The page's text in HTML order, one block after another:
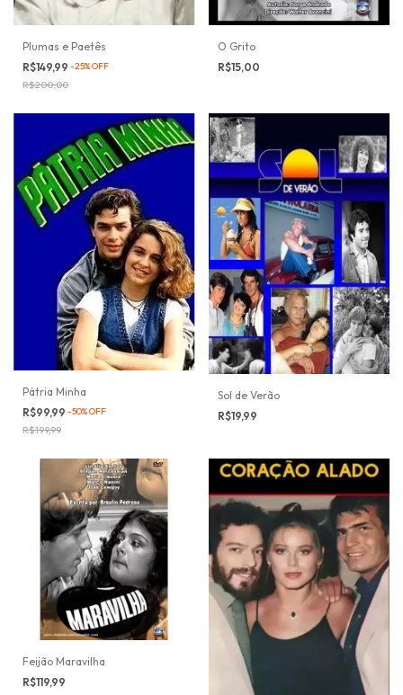
Plumas e Paetês
R$149,99 -25%OFF
R$200,00
O Grito
R$15,00
Pátria Minha
R$99,99 -50%OFF
R$199,99
Sol de Verão
R$19,99
Feijão Maravilha
R$119,99